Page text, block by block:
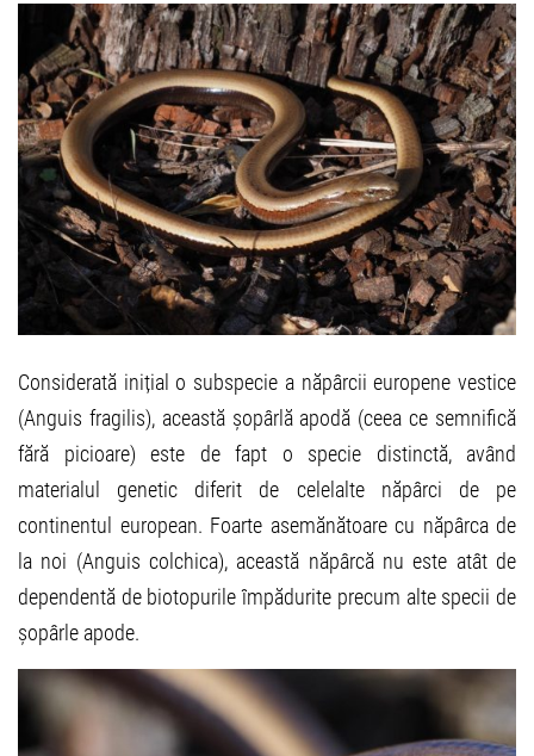
Considerată inițial o subspecie a năpârcii europene vestice
(Anguis fragilis), această șopârlă apodă (ceea ce semnifică
fără picioare) este de fapt o specie distinctă, având
materialul genetic diferit de celelalte năpârci de pe
continentul european. Foarte asemănătoare cu năpârca de
la noi (Anguis colchica), această năpârcă nu este atât de
dependentă de biotopurile împădurite precum alte specii de
șopârle apode.